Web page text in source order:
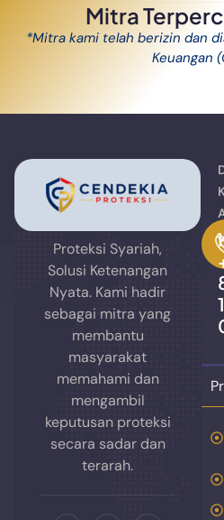
Mitra
*Mitra kami telah berizin dan
Keuangan
Proteksi Syariah,
Solusi Ketenangan
Nyata. Kami hadir
sebagai mitra yang
membantu
masyarakat
memahami dan
mengambil
keputusan proteksi
secara sadar dan
terarah.